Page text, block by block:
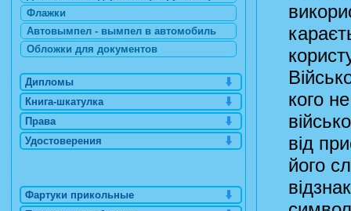
кого
від
його
Флажки
Автовымпел - вымпел в автомобиль
Обложки для документов
Дипломы
Книга-шкатулка
Права
Удостоверения
Фартуки прикольные